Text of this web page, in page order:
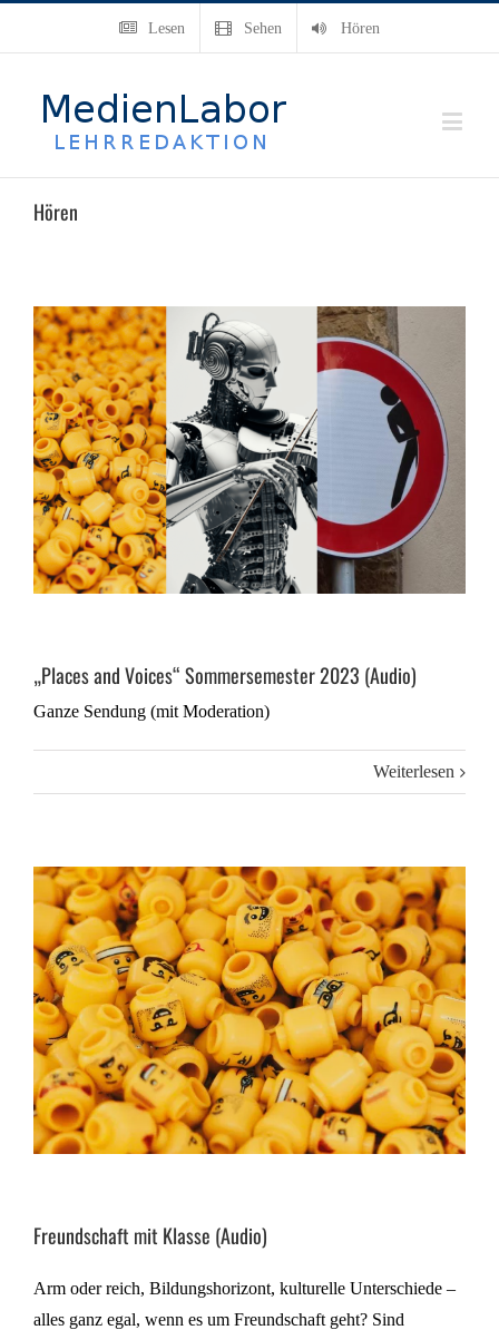
Lesen Sehen Hören
Hören
„Places and Voices“ Sommersemester 2023 (Audio)
Ganze Sendung (mit Moderation)
Weiterlesen
Freundschaft mit Klasse (Audio)
Arm oder reich, Bildungshorizont, kulturelle Unterschiede –
alles ganz egal, wenn es um Freundschaft geht? Sind